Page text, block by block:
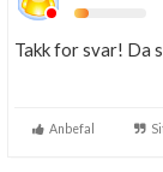
Takk for svar! Da
Anbefal